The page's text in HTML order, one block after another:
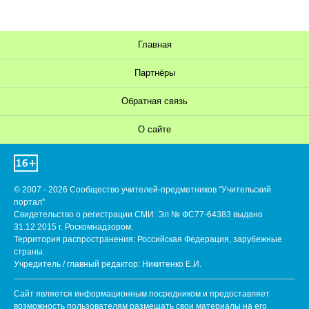
Главная
Партнёры
Обратная связь
О сайте
© 2007 - 2026 Сообщество учителей-предметников "Учительский
портал"
Свидетельство о регистрации СМИ: Эл № ФС77-64383 выдано
31.12.2015 г. Роскомнадзором.
Территория распространения: Российская Федерация, зарубежные
страны.
Учредитель / главный редактор: Никитенко Е.И.
Сайт является информационным посредником и предоставляет
возможность пользователям размещать свои материалы на его